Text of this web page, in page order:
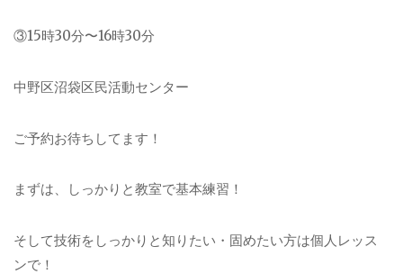
③15時30分〜16時30分
中野区沼袋区民活動センター
ご予約お待ちしてます！
まずは、しっかりと教室で基本練習！
そして技術をしっかりと知りたい・固めたい方は個人レッス
ンで！